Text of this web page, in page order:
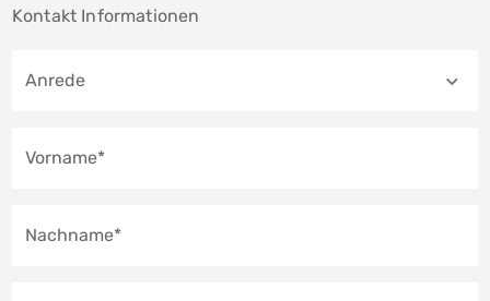
Kontakt Informationen
Anrede
Vorname*
Nachname*